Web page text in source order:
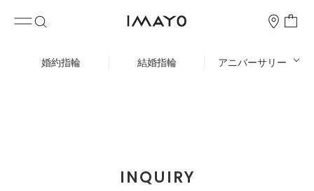
婚約指輪 結婚指輪 アニバーサリー
INQUIRY